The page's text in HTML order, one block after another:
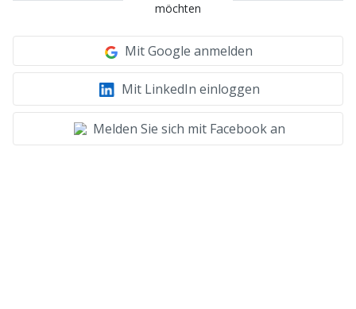
möchten
Mit Google anmelden
Mit LinkedIn einloggen
Melden Sie sich mit Facebook an